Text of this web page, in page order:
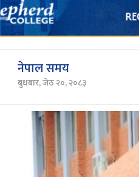
नेपाल समय
बुधबार, जेठ २०, २०८३